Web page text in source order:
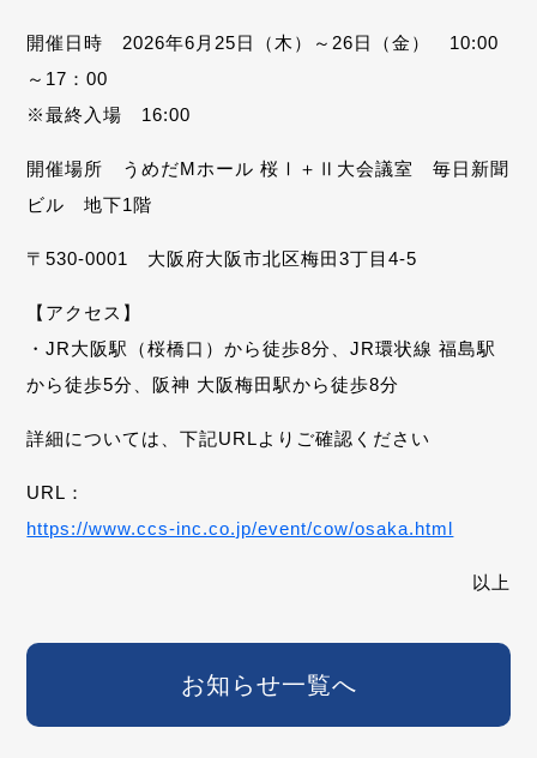
開催日時 2026年6月25日（木）～26日（金） 10:00
～17：00
※最終入場 16:00
開催場所 うめだMホール 桜Ⅰ＋Ⅱ大会議室 毎日新聞
ビル 地下1階
〒530-0001 大阪府大阪市北区梅田3丁目4-5
【アクセス】
・JR大阪駅（桜橋口）から徒歩8分、JR環状線 福島駅
から徒歩5分、阪神 大阪梅田駅から徒歩8分
詳細については、下記URLよりご確認ください
URL：
https://www.ccs-inc.co.jp/event/cow/osaka.html
以上
お知らせ一覧へ